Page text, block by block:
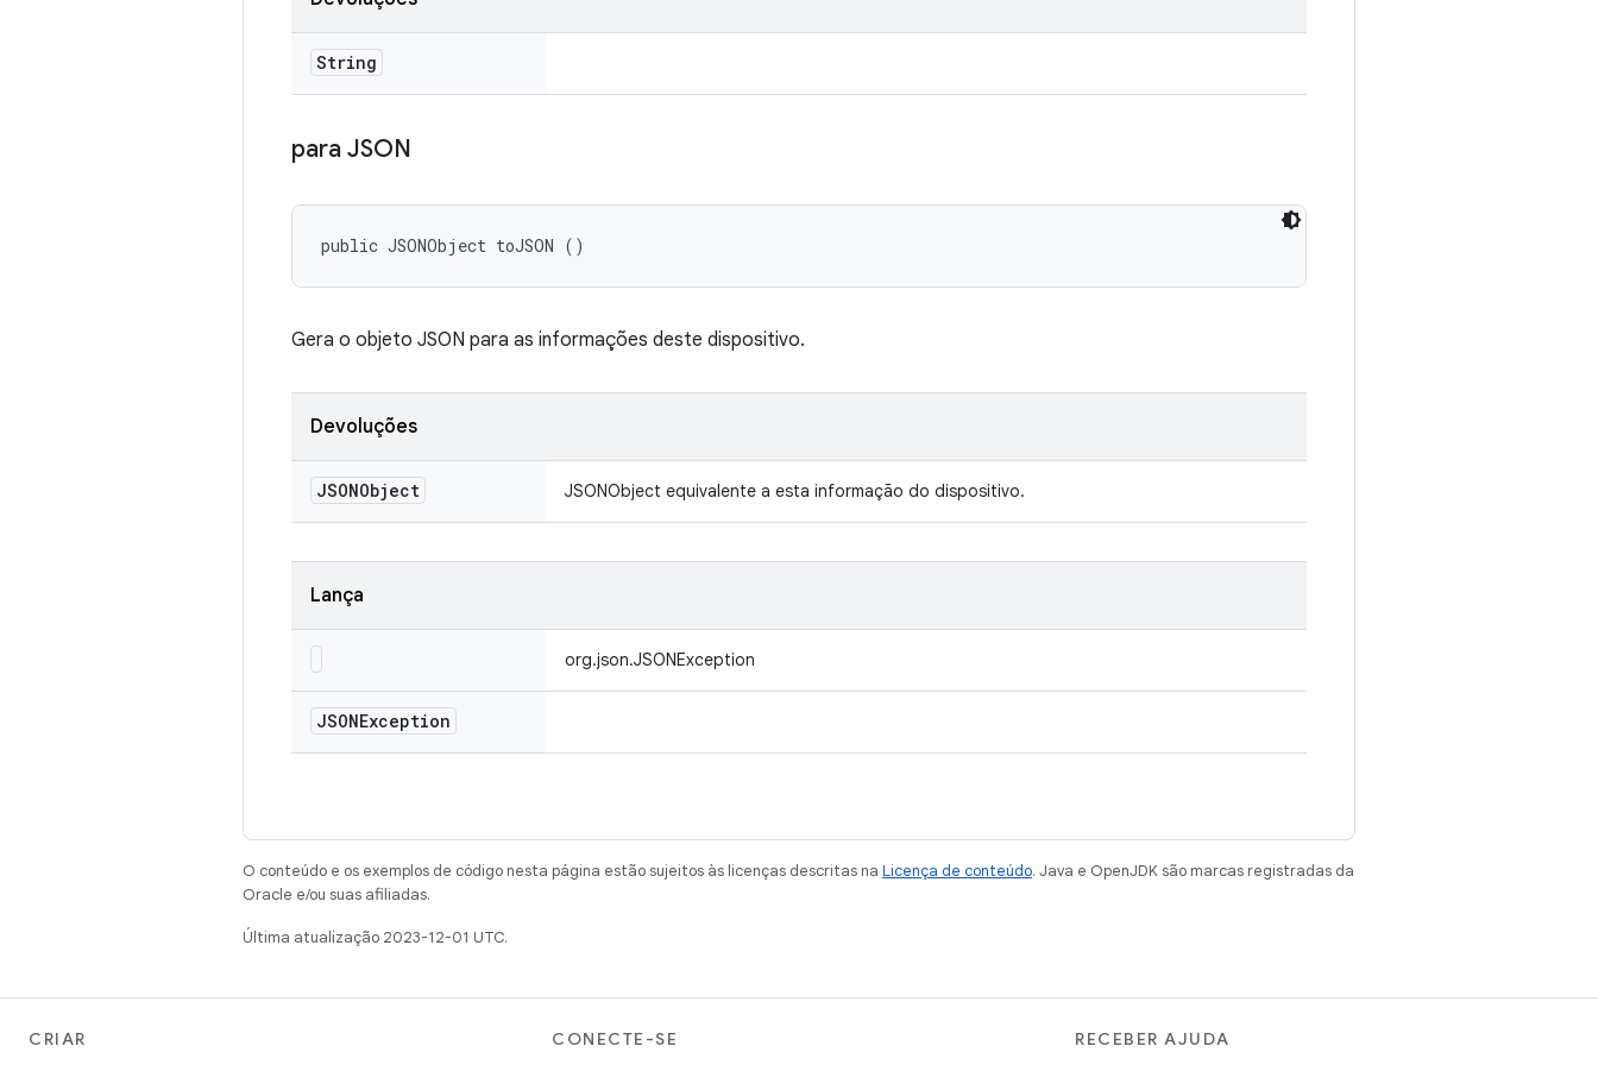
String
para JSON
public JSONObject toJSON ()
Gera o objeto JSON para as informações deste dispositivo.
Devoluções
JSONObject JSONObject equivalente a esta informação do dispositivo.
Lança
org.json.JSONException
JSONException
O conteúdo e os exemplos de código nesta página estão sujeitos às licenças descritas na Licença de conteúdo. Java e OpenJDK são marcas registradas da
Oracle e/ou suas afiliadas.
Última atualização 2023-12-01 UTC.
CRIAR CONECTE-SE RECEBER AJUDA